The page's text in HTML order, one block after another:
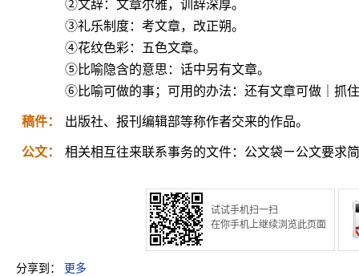
②文辞：文章尔雅，训辞深厚。
③礼乐制度：考文章，改正朔。
④花纹色彩：五色文章。
⑤比喻隐含的意思：话中另有文章。
⑥比喻可做的事；可用的办法：还有文章可做｜抓
稿件： 出版社、报刊编辑部等称作者交来的作品。
公文： 相关相互往来联系事务的文件：公文袋ㄧ公文要求
试试手机扫一扫
在你手机上继续浏览此页面
分享到： 更多